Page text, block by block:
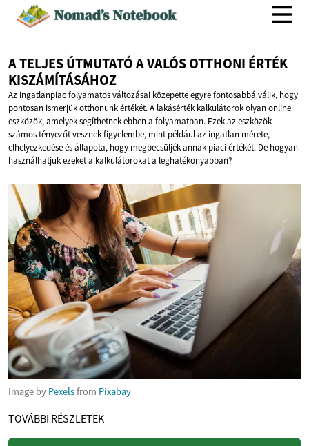
A TELJES ÚTMUTATÓ A VALÓS OTTHONI ÉRTÉK
KISZÁMÍTÁSÁHOZ
Az ingatlanpiac folyamatos változásai közepette egyre fontosabbá válik, hogy
pontosan ismerjük otthonunk értékét. A lakásérték kalkulátorok olyan online
eszközök, amelyek segíthetnek ebben a folyamatban. Ezek az eszközök
számos tényezőt vesznek figyelembe, mint például az ingatlan mérete,
elhelyezkedése és állapota, hogy megbecsüljék annak piaci értékét. De hogyan
használhatjuk ezeket a kalkulátorokat a leghatékonyabban?
Image by Pexelsfrom Pixabay
TOVÁBBI RÉSZLETEK